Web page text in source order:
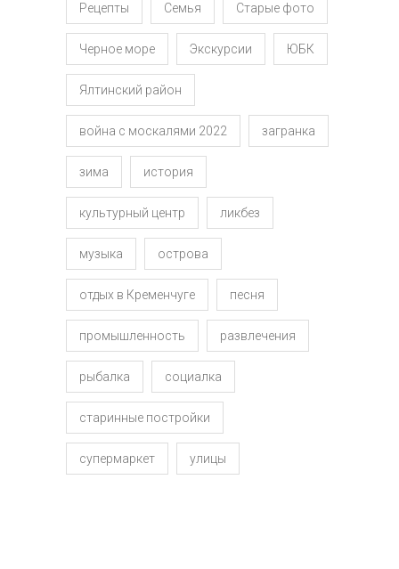
Рецепты Семья Старые фото
Черное море Экскурсии ЮБК
Ялтинский район
война с москалями 2022 загранка
зима история
культурный центр ликбез
музыка острова
отдых в Кременчуге песня
промышленность развлечения
рыбалка социалка
старинные постройки
супермаркет улицы